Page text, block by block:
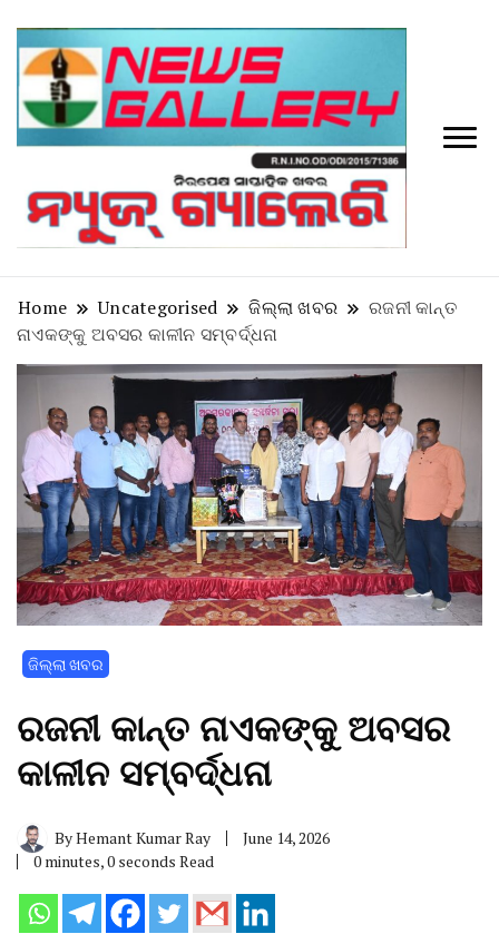
Home Uncategorised ଜିଲ୍ଲା ଖବର
ରଜନୀ କାନ୍ତ
ନାଏକଙ୍କୁ ଅବସର କାଳୀନ ସମ୍ବର୍ଦ୍ଧନା
ଜିଲ୍ଲା ଖବର
ରଜନୀ କାନ୍ତ ନାଏକଙ୍କୁ ଅବସର
କାଳୀନ ସମ୍ବର୍ଦ୍ଧନା
ByHemant Kumar Ray
June 14, 2026
0 minutes, 0 seconds Read